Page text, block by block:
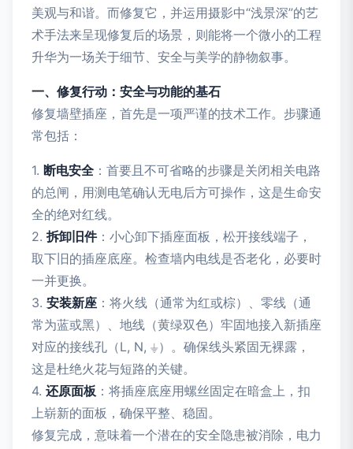
美观与和谐。而修复它，并运用摄影中“浅景深”的艺
术手法来呈现修复后的场景，则能将一个微小的工程
升华为一场关于细节、安全与美学的静物叙事。
一、修复行动：安全与功能的基石
修复墙壁插座，首先是一项严谨的技术工作。步骤通
常包括：
1. 断电安全 ：首要且不可省略的步骤是关闭相关电路
的总闸，用测电笔确认无电后方可操作，这是生命安
全的绝对红线。
2. 拆卸旧件：小心卸下插座面板，松开接线端子，
取下旧的插座底座。检查墙内电线是否老化，必要时
一并更换。
3. 安装新座 ：将火线（通常为红或棕）、零线（通
常为蓝或黑）、地线（黄绿双色）牢固地接入新插座
对应的接线孔（L, N, ⏚）。确保线头紧固无裸露，
这是杜绝火花与短路的关键。
4. 还原面板 ：将插座底座用螺丝固定在暗盒上，扣
上崭新的面板，确保平整、稳固。
修复完成，意味着一个潜在的安全隐患被消除，电力